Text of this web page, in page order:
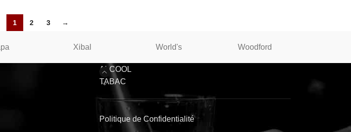
1 2 3 →
Xibal World's Woodford
ALCOOL
TABAC
Politique de Confidentialité